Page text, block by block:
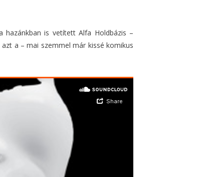
hazánkban is vetített Alfa Holdbázis –
a – mai szemmel már kissé komikus